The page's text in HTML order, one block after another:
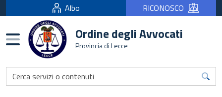
Albo RICONOSCO
Burger menu Ordine degli Avvocati
Provincia di Lecce